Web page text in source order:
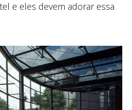
e eles devem adorar essa